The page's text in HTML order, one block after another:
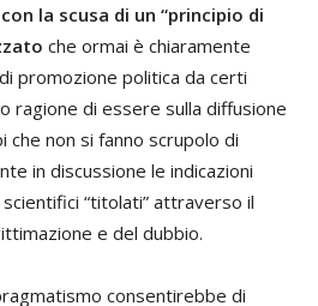
la scusa di un “principio di
che ormai è chiaramente
promozione politica da certi
ragione di essere sulla diffusione
che non si fanno scrupolo di
in discussione le indicazioni
“titolati” attraverso il
e del dubbio.
consentirebbe di